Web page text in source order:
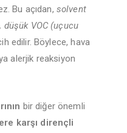
Bu açıdan, solvent
VOC (uçucu
edilir. Böylece, hava
alerjik reaksiyon
bir diğer önemli
karşı dirençli